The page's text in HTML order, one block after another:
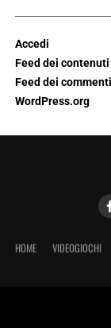
Accedi
Feed dei contenuti
Feed dei commenti
WordPress.org
HOME VIDEOGIOCHI